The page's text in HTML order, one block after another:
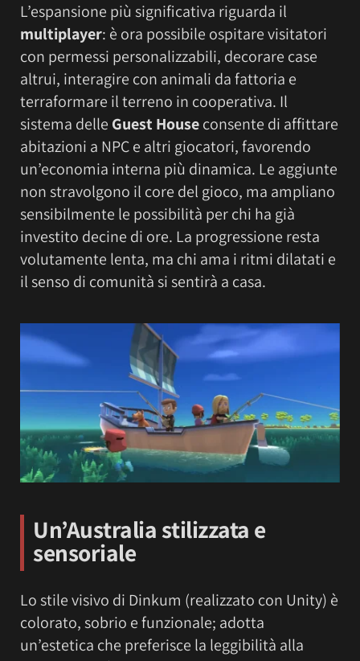
L’espansione più significativa riguarda il
multiplayer: è ora possibile ospitare visitatori
con permessi personalizzabili, decorare case
altrui, interagire con animali da fattoria e
terraformare il terreno in cooperativa. Il
sistema delle Guest Houseconsente di affittare
abitazioni a NPC e altri giocatori, favorendo
un’economia interna più dinamica. Le aggiunte
non stravolgono il core del gioco, ma ampliano
sensibilmente le possibilità per chi ha già
investito decine di ore. La progressione resta
volutamente lenta, ma chi ama i ritmi dilatati e
il senso di comunità si sentirà a casa.
Un’Australia stilizzata e
sensoriale
Lo stile visivo di Dinkum (realizzato con Unity) è
colorato, sobrio e funzionale; adotta
un’estetica che preferisce la leggibilità alla